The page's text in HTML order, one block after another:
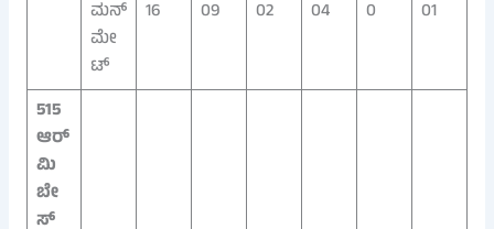
ಮನ್
ಮೇ
ಟ್
16 09 02 04 0 01
515
ಆರ್
ಮಿ
ಬೇ
ಸ್